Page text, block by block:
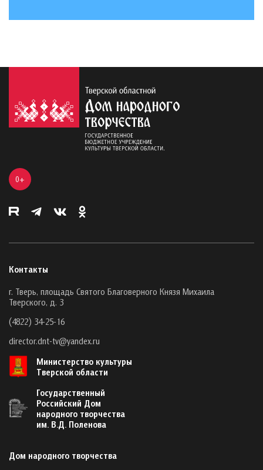
0+
Контакты
г. Тверь, площадь Святого Благоверного Князя Михаила
Тверского, д. 3
(4822) 34-25-16
director.dnt-tv@yandex.ru
Министерство культуры
Тверской области
Государственный
Российский Дом
народного творчества
им. В.Д. Поленова
Дом народного творчества